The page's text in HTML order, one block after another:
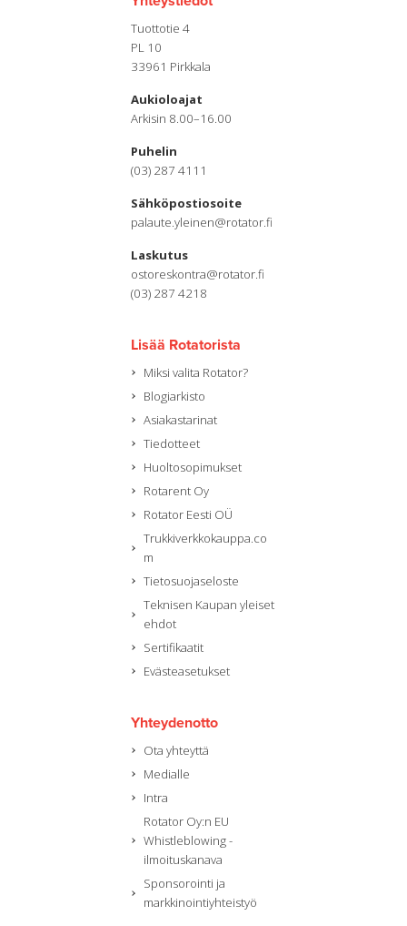
Tuottotie 4
PL 10
33961 Pirkkala
Aukioloajat
Arkisin 8.00–16.00
Puhelin
(03) 287 4111
Sähköpostiosoite
palaute.yleinen@rotator.fi
Laskutus
ostoreskontra@rotator.fi
(03) 287 4218
Lisää Rotatorista
Miksi valita Rotator?
Blogiarkisto
Asiakastarinat
Tiedotteet
Huoltosopimukset
Rotarent Oy
Rotator Eesti OÜ
Trukkiverkkokauppa.co
m
Tietosuojaseloste
Teknisen Kaupan yleiset
ehdot
Sertifikaatit
Evästeasetukset
Yhteydenotto
Ota yhteyttä
Medialle
Intra
Rotator Oy:n EU
Whistleblowing -
ilmoituskanava
Sponsorointi ja
markkinointiyhteistyö